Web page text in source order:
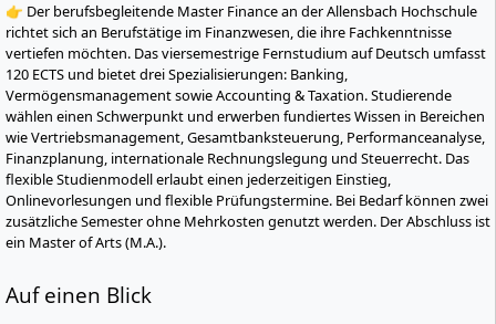
👉 Der berufsbegleitende Master Finance an der Allensbach Hochschule
richtet sich an Berufstätige im Finanzwesen, die ihre Fachkenntnisse
vertiefen möchten. Das viersemestrige Fernstudium auf Deutsch umfasst
120 ECTS und bietet drei Spezialisierungen: Banking,
Vermögensmanagement sowie Accounting & Taxation. Studierende
wählen einen Schwerpunkt und erwerben fundiertes Wissen in Bereichen
wie Vertriebsmanagement, Gesamtbanksteuerung, Performanceanalyse,
Finanzplanung, internationale Rechnungslegung und Steuerrecht. Das
flexible Studienmodell erlaubt einen jederzeitigen Einstieg,
Onlinevorlesungen und flexible Prüfungstermine. Bei Bedarf können zwei
zusätzliche Semester ohne Mehrkosten genutzt werden. Der Abschluss ist
ein Master of Arts (M.A.).
Auf einen Blick